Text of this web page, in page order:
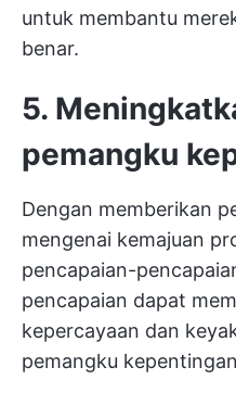
untuk membantu
benar.
5.
pemangku
Dengan memberikan
mengenai kemajuan
pencapaian-
pencapaian dapat
kepercayaan dan
pemangku